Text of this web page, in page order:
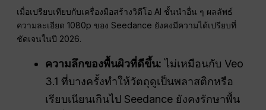
เมื่อเปรียบเทียบกับเครื่องมือสร้างวิดีโอ AI ชั้นนำอื่น ๆ ผลลัพธ์
ความละเอียด 1080p ของ Seedance ยังคงมีความได้เปรียบที่
ชัดเจนในปี 2026.
ความลึกของพื้นผิวที่ดีขึ้น: ไม่เหมือนกับ Veo
3.1 ที่บางครั้งทำให้วัตถุดูเป็นพลาสติกหรือ
เรียบเนียนเกินไป Seedance ยังคงรักษาพื้น